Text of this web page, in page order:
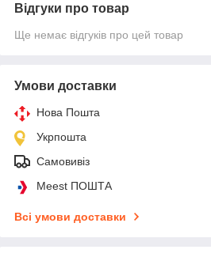
Відгуки про товар
Ще немає відгуків про цей товар
Умови доставки
Нова Пошта
Укрпошта
Самовивіз
Meest ПОШТА
Всі умови доставки